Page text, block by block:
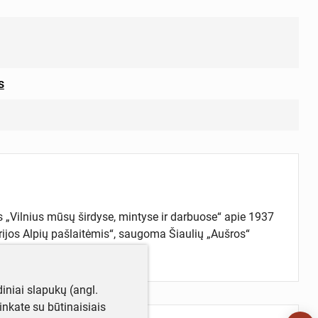
mūsų širdyse, mintyse ir darbuose“ apie 1937
Alpių pašlaitėmis“, saugoma Šiaulių „Aušros“
slapukų (angl.
su būtinaisiais